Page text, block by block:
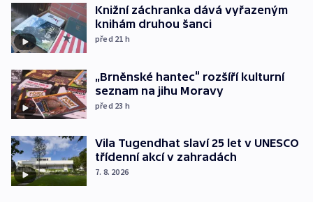
Knižní záchranka dává vyřazeným
knihám druhou šanci
před 21 h
„Brněnské hantec“ rozšíří kulturní
seznam na jihu Moravy
před 23 h
Vila Tugendhat slaví 25 let v UNESCO
třídenní akcí v zahradách
7. 8. 2026